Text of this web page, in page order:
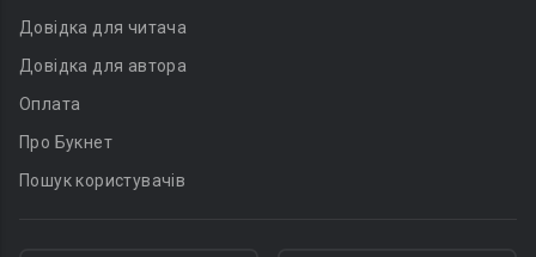
Довідка для читача
Довідка для автора
Оплата
Про Букнет
Пошук користувачів